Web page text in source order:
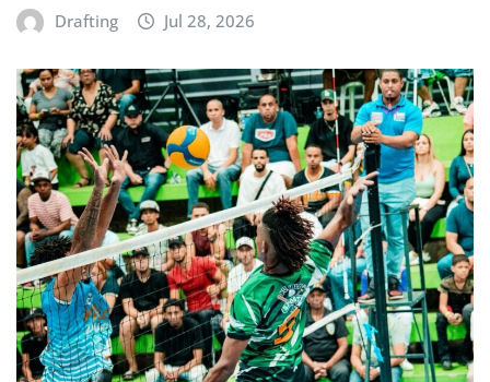
Drafting Jul 28, 2026